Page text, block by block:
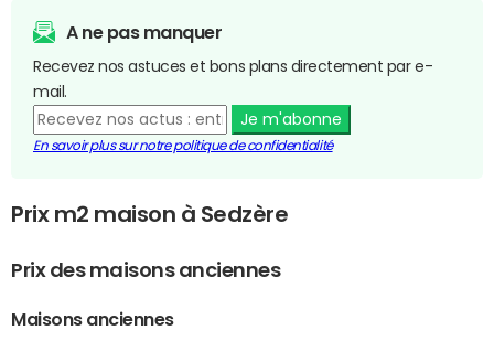
A ne pas manquer
Recevez nos astuces et bons plans directement par e-
mail.
Je m'abonne
En savoir plus sur notre politique de confidentialité
Prix m2 maison à Sedzère
Prix des maisons anciennes
Maisons anciennes